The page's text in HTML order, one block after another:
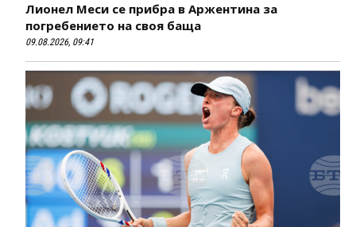
Лионел Меси се прибра в Аржентина за
погребението на своя баща
09.08.2026, 09:41